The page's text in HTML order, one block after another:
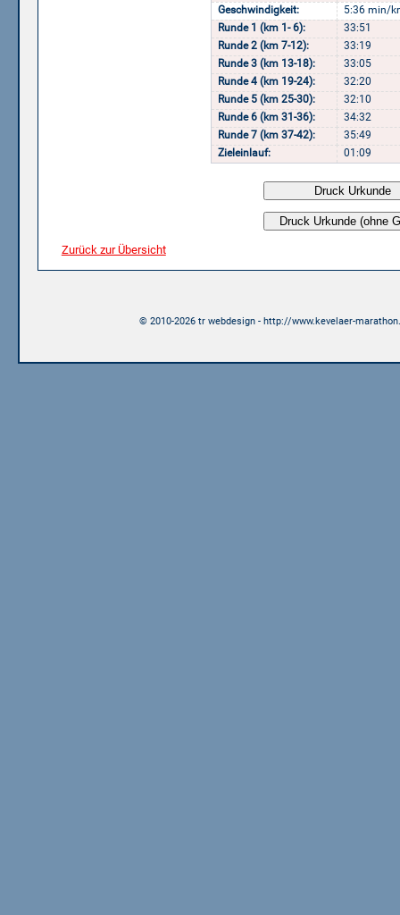
Geschwindigkeit:
5:36 min/
Runde 1 (km 1- 6):
33:51
Runde 2 (km 7-12):
33:19
Runde 3 (km 13-18):
33:05
Runde 4 (km 19-24):
32:20
Runde 5 (km 25-30):
32:10
Runde 6 (km 31-36):
34:32
Runde 7 (km 37-42):
35:49
Zieleinlauf:
01:09
Zurück zur Übersicht
© 2010-2026 tr webdesign - http://www.kevelaer-